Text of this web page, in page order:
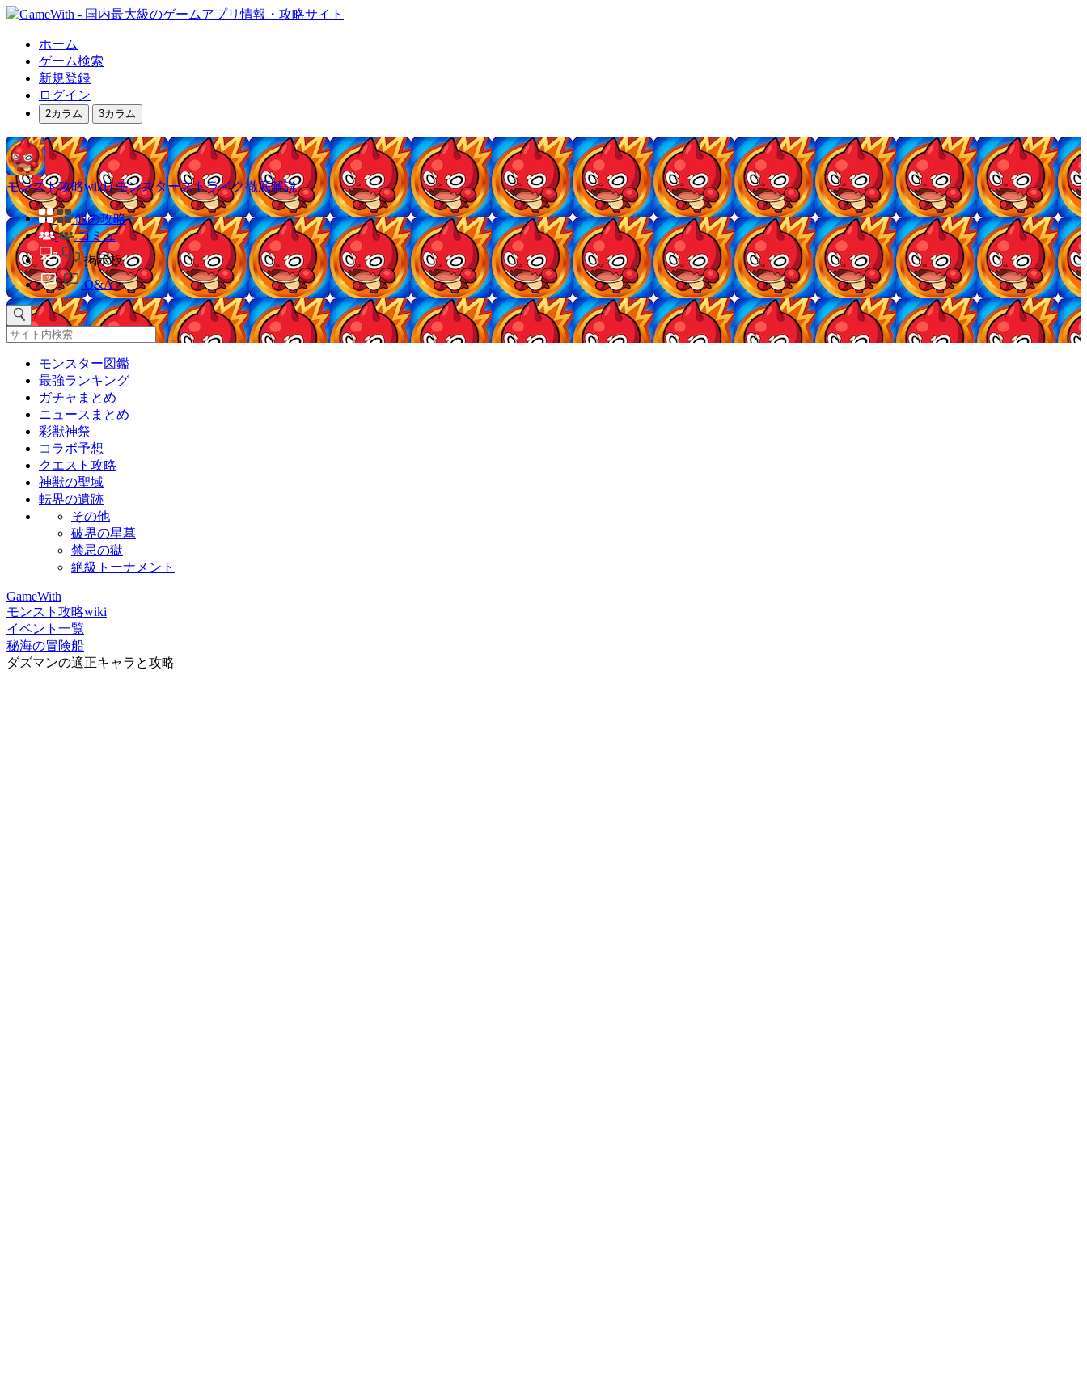
ホーム
ゲーム検索
新規登録
ログイン
2カラム 3カラム
モンスト攻略wiki | モンスターストライク徹底解説
他の攻略
コミュ
掲示板
Q&A
モンスター図鑑
最強ランキング
ガチャまとめ
ニュースまとめ
彩獣神祭
コラボ予想
クエスト攻略
神獣の聖域
転界の遺跡
その他
破界の星墓
禁忌の獄
絶級トーナメント
GameWith
モンスト攻略wiki
イベント一覧
秘海の冒険船
ダズマンの適正キャラと攻略